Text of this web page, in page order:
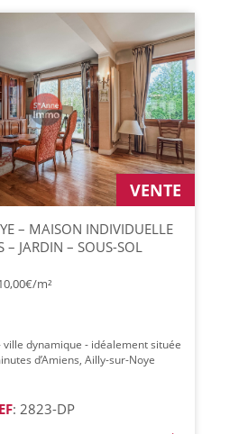
VENTE
– MAISON INDIVIDUELLE
– JARDIN – SOUS-SOL
m²
ville dynamique - idéalement située
d’Amiens, Ailly-sur-Noye
: 2823-DP